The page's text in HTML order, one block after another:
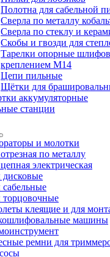
Полотна для сабельной
Сверла по металлу
Сверла по стеклу и
Скобы и гвозди для
Тарелки опорные
креплением М14
Цепи пильные
Щётки для
аккумуляторные
станции
и молотки
по металлу
электрическая
клеящие и для
машины
ремни для